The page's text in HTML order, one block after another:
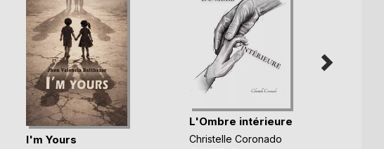
I'm Yours
L'Ombre intérieure
Christelle Coronado